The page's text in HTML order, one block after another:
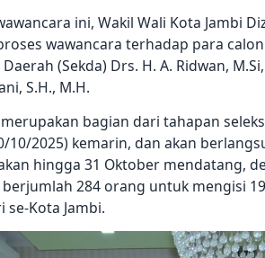
ini, Wakil Wali Kota Jambi
wawancara terhadap para
(Sekda) Drs. H. A. Ridwan,
S.H., M.H.
bagian dari tahapan
10/2025) kemarin, dan akan
hingga 31 Oktober mendatang,
284 orang untuk mengisi
se-Kota Jambi.